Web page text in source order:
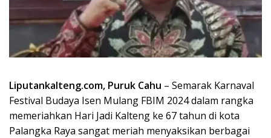
Liputankalteng.com, Puruk Cahu – Semarak Karnaval
Festival Budaya Isen Mulang FBIM 2024 dalam rangka
memeriahkan Hari Jadi Kalteng ke 67 tahun di kota
Palangka Raya sangat meriah menyaksikan berbagai